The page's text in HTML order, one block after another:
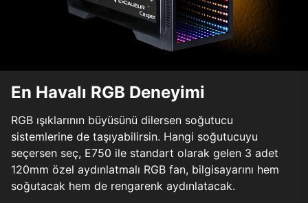
En Havalı RGB Deneyimi
RGB ışıklarının büyüsünü dilersen soğutucu
sistemlerine de taşıyabilirsin. Hangi soğutucuyu
seçersen seç, E750 ile standart olarak gelen 3 adet
120mm özel aydınlatmalı RGB fan, bilgisayarını hem
soğutacak hem de rengarenk aydınlatacak.